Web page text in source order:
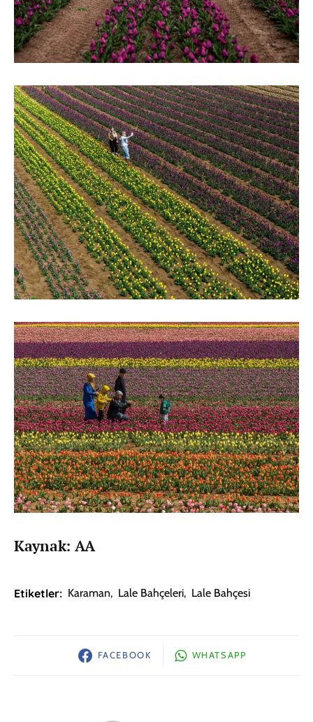
Kaynak: AA
Etiketler: Karaman, Lale Bahçeleri, Lale Bahçesi
FACEBOOK WHATSAPP